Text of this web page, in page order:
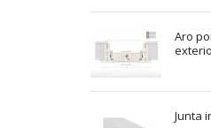
Aro
Junta